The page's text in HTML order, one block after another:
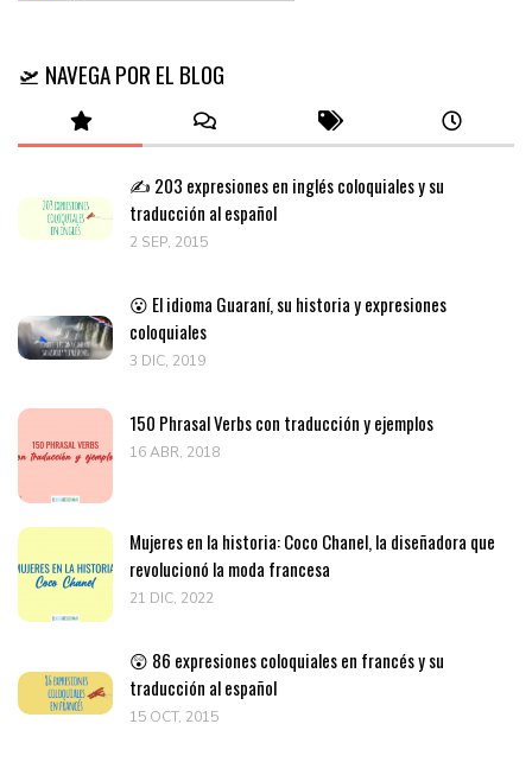
🛫 NAVEGA POR EL BLOG
✍️ 203 expresiones en inglés coloquiales y su
traducción al español
2 SEP, 2015
😮 El idioma Guaraní, su historia y expresiones
coloquiales
3 DIC, 2019
150 Phrasal Verbs con traducción y ejemplos
16 ABR, 2018
Mujeres en la historia: Coco Chanel, la diseñadora que
revolucionó la moda francesa
21 DIC, 2022
😲 86 expresiones coloquiales en francés y su
traducción al español
15 OCT, 2015